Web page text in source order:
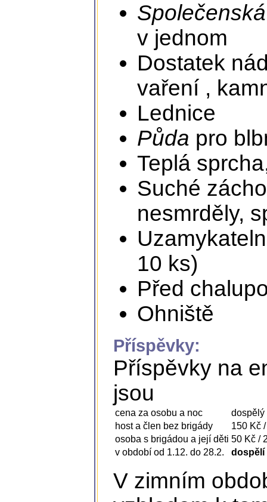
v jednom
Dostatek
vaření ,
Lednice
Půda pro
Teplá
Suché
nesmrděly,
10 ks)
Před
Ohniště
Příspěvky:
Příspěvky na
jsou
cena za osobu a noc
dospělý
host a člen bez brigády
150 Kč
osoba s brigádou a její děti 50 Kč /
v období od 1.12. do 28.2.
dospělí
V zimním